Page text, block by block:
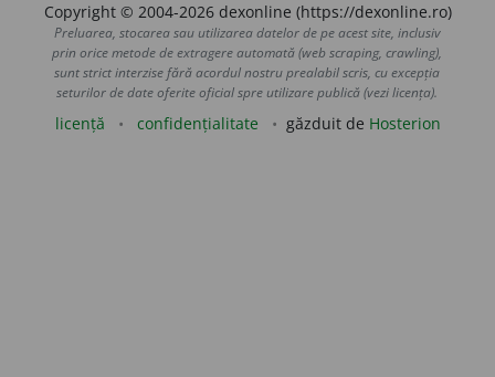
Copyright © 2004-2026 dexonline (https://dexonline.ro)
Preluarea, stocarea sau utilizarea datelor de pe acest site, inclusiv
prin orice metode de extragere automată (web scraping, crawling),
sunt strict interzise fără acordul nostru prealabil scris, cu excepția
seturilor de date oferite oficial spre utilizare publică (vezi licența).
licență confidențialitate găzduit de Hosterion